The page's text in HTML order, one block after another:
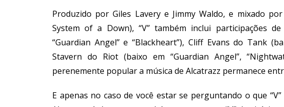
Produzido por Giles Lavery e Jimmy Waldo, e mixado
System of a Down), “V” também inclui participações
“Guardian Angel” e “Blackheart”), Cliff Evans do Tank
Stavern do Riot (baixo em “Guardian Angel”,
perenemente popular a música de Alcatrazz permanece
E apenas no caso de você estar se perguntando o que